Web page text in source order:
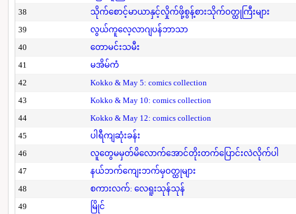
38
သိုက်စောင့်မာယာနှင့်လှိုက်ဖို့စွန့်စားသိုက်ဝတ္ထုကြီးများ
39
လွယ်ကူလေ့လာဂျပန်ဘာသာ
40
တောမင်းသမီး
41
မအိမ်ကံ
42
Kokko & May 5: comics collection
43
Kokko & May 10: comics collection
44
Kokko & May 12: comics collection
45
ပါရီကျဆုံးခန်း
46
လူတွေမမှတ်မိလောက်အောင်တိုးတက်ပြောင်းလဲလိုက်ပါ
47
နယ်ဘက်ကျေးဘက်မှဝတ္ထုများ
48
စကားလက်: လေရူးသုန်သုန်
49
မြိုင်